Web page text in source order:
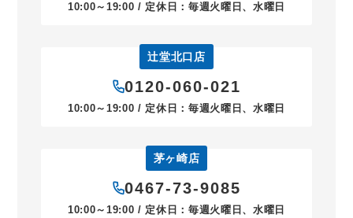
10:00～19:00 / 定休日：毎週火曜日、水曜日
辻堂北口店
0120-060-021
10:00～19:00 / 定休日：毎週火曜日、水曜日
茅ヶ崎店
0467-73-9085
10:00～19:00 / 定休日：毎週火曜日、水曜日